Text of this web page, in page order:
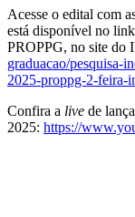
Acesse o edital com
está disponível no link
PROPPG, no site do
graduacao/pesquisa-
2025-proppg-2-feira-
Confira a live de
2025: https://